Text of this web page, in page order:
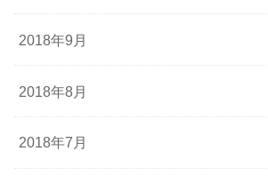
2018年9月
2018年8月
2018年7月